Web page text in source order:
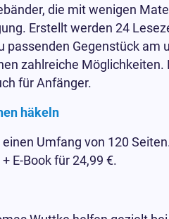
die mit wenigen
Erstellt werden 24
passenden Gegenstück am
zahlreiche
für Anfänger.
häkeln
Umfang von 120
E-Book für 24,99 €.